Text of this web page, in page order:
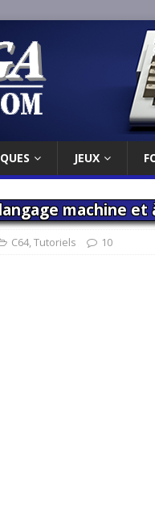
JEUX
machine et
C64,Tutoriels 10